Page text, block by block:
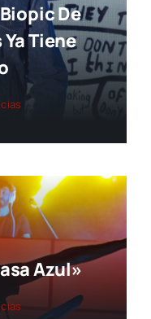
De
Tiene
Azul»